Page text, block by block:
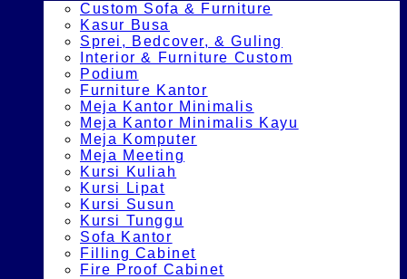
Custom Sofa & Furniture
Kasur Busa
Sprei, Bedcover, & Guling
Interior & Furniture Custom
Podium
Furniture Kantor
Meja Kantor Minimalis
Meja Kantor Minimalis Kayu
Meja Komputer
Meja Meeting
Kursi Kuliah
Kursi Lipat
Kursi Susun
Kursi Tunggu
Sofa Kantor
Filling Cabinet
Fire Proof Cabinet